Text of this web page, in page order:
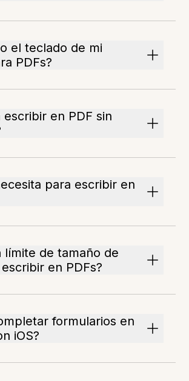
el teclado de mi
PDFs?
escribir en PDF sin
para escribir en
límite de tamaño de
en PDFs?
formularios en
iOS?